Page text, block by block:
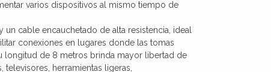
varios dispositivos al mismo tiempo de
un cable encauchetado de alta resistencia, ideal
conexiones en lugares donde las tomas
longitud de 8 metros brinda mayor libertad de
herramientas ligeras,